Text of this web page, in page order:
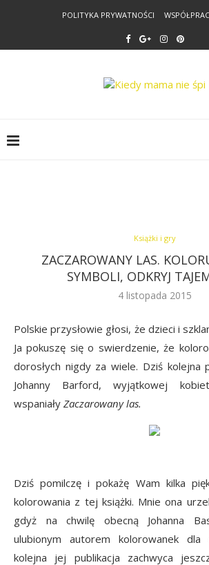
POLITYKA PRYWATNOŚCI
Książki i gry
ZACZAROWANY LAS.
SYMBOLI, ODKRYJ
4 listopada 2015
Polskie przysłowie głosi, że dzieci i
Ja pokuszę się o swierdzenie, że
dorosłych nigdy za wiele. Dziś kolejna
Johanny Barford, wyjątkowej
wspaniały Zaczarowany las.
Dziś pomilczę i pokażę Wam kilka
kolorowania z tej książki. Mnie ona
gdyż na chwilę obecną Johanna
ulubionym autorem kolorowanek dla
kolejna jej publikacja zachwyca